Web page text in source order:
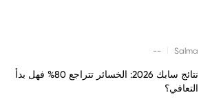
Salma
--
نتائج سابك 2026: الخسائر تتراجع 80% فهل بدأ
التعافي؟